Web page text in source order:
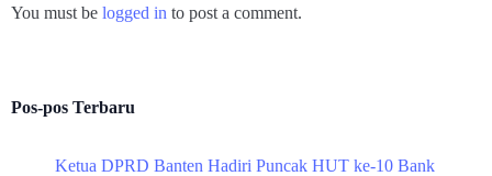
You must be logged in to post a comment.
Pos-pos Terbaru
Ketua DPRD Banten Hadiri Puncak HUT ke-10 Bank